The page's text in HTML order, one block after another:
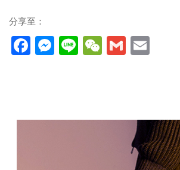
分享至：
Facebook
Messenger
LineWeChat
Gmail